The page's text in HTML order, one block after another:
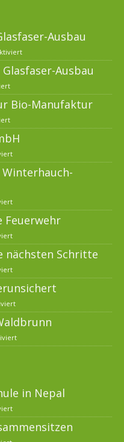
Ausbau
Ausbau
Bio-Manufaktur
Feuerwehr
nächsten Schritte
in Nepal